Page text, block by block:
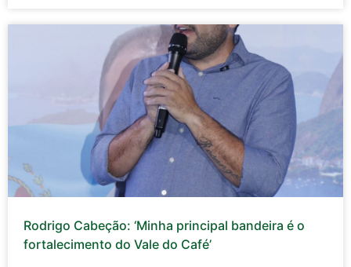
Rodrigo Cabeção: ‘Minha principal bandeira é o
fortalecimento do Vale do Café’